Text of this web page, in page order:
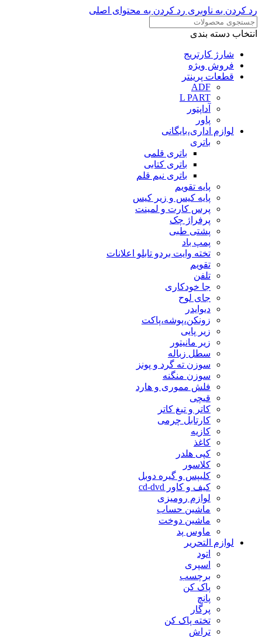
رد کردن به ناوبری رد کردن به محتوای اصلی
انتخاب دسته بندی
شارژ کارتریج
فروش ویژه
قطعات پرینتر
ADF
L PART
آداپتور
پاور
لوازم اداری،بایگانی
باتری
باتری قلمی
باتری کتابی
باتری نیم قلم
پایه تقویم
پایه کیس و زیر کیس
پرس کارت و لمینت
پرفراژ چک
پشتی طبی
پمپ باد
تخته وایت بردو تابلو اعلانات
تقویم
تلفن
جا خودکاری
جای لوح
دیوایدر
زونکن،پوشه،پاکت
زیر پایی
زیر مانیتور
سطل زباله
سوزن ته گرد و پونز
سوزن منگنه
فلش مموری و هارد
قیچی
کاتر و تیغ کاتر
کارتابل چرمی
کازیه
کاغذ
کپی هلدر
کلاسور
کلیپس و گیره دوبل
کیف و کاور cd-dvd
لوازم رومیزی
ماشین حساب
ماشین دوخت
ماوس پد
لوازم التحریر
اتود
اسپری
برچسب
پاک کن
پانچ
پرگار
تخته پاک کن
تراش